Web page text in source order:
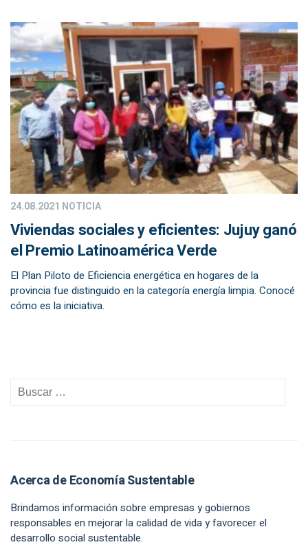
24.08.2021 NOTICIA
Viviendas sociales y eficientes: Jujuy ganó
el Premio Latinoamérica Verde
El Plan Piloto de Eficiencia energética en hogares de la
provincia fue distinguido en la categoría energía limpia. Conocé
cómo es la iniciativa.
Acerca de Economía Sustentable
Brindamos información sobre empresas y gobiernos
responsables en mejorar la calidad de vida y favorecer el
desarrollo social sustentable.